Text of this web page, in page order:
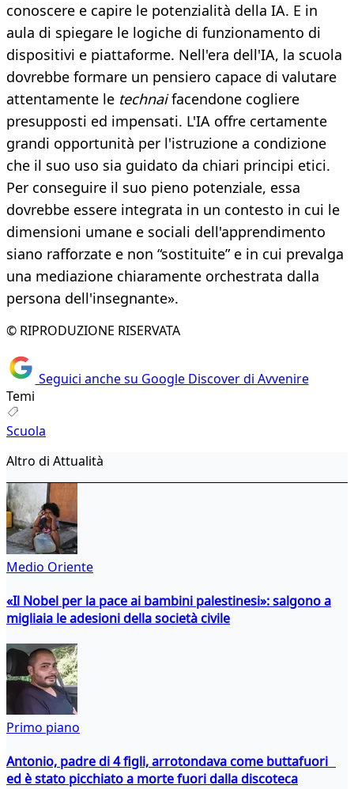
conoscere e capire le potenzialità della IA. E in
aula di spiegare le logiche di funzionamento di
dispositivi e piattaforme. Nell'era dell'IA, la scuola
dovrebbe formare un pensiero capace di valutare
attentamente le technaifacendone cogliere
presupposti ed impensati. L'IA offre certamente
grandi opportunità per l'istruzione a condizione
che il suo uso sia guidato da chiari principi etici.
Per conseguire il suo pieno potenziale, essa
dovrebbe essere integrata in un contesto in cui le
dimensioni umane e sociali dell'apprendimento
siano rafforzate e non “sostituite” e in cui prevalga
una mediazione chiaramente orchestrata dalla
persona dell'insegnante».
© RIPRODUZIONE RISERVATA
Seguici anche su Google Discover di Avvenire
Temi
Scuola
Altro di Attualità
Medio Oriente
«Il Nobel per la pace ai bambini palestinesi»: salgono a
migliaia le adesioni della società civile
Primo piano
Antonio, padre di 4 figli, arrotondava come buttafuori
ed è stato picchiato a morte fuori dalla discoteca